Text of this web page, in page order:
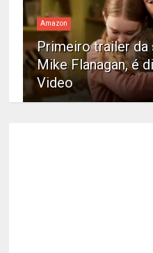
Amazon
Primeiro trailer da
Mike Flanagan, é
Video